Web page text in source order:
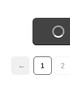
1 2